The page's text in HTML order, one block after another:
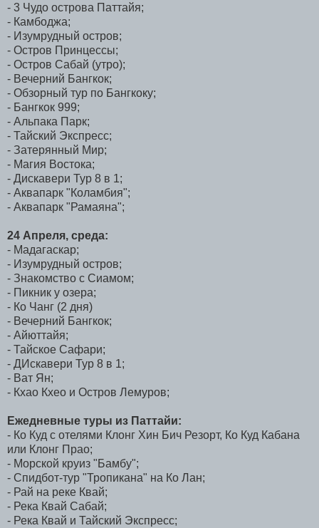
- 3 Чудо острова Паттайя;
- Камбоджа;
- Изумрудный остров;
- Остров Принцессы;
- Остров Сабай (утро);
- Вечерний Бангкок;
- Обзорный тур по Бангкоку;
- Бангкок 999;
- Альпака Парк;
- Тайский Экспресс;
- Затерянный Мир;
- Магия Востока;
- Дискавери Тур 8 в 1;
- Аквапарк "Коламбия";
- Аквапарк "Рамаяна";
24 Апреля, среда:
- Мадагаскар;
- Изумрудный остров;
- Знакомство с Сиамом;
- Пикник у озера;
- Ко Чанг (2 дня)
- Вечерний Бангкок;
- Айюттайя;
- Тайское Сафари;
- ДИскавери Тур 8 в 1;
- Ват Ян;
- Кхао Кхео и Остров Лемуров;
Ежедневные туры из Паттайи:
- Ко Куд с отелями Клонг Хин Бич Резорт, Ко Куд Кабана
или Клонг Прао;
- Морской круиз "Бамбу";
- Спидбот-тур "Тропикана" на Ко Лан;
- Рай на реке Квай;
- Река Квай Сабай;
- Река Квай и Тайский Экспресс;